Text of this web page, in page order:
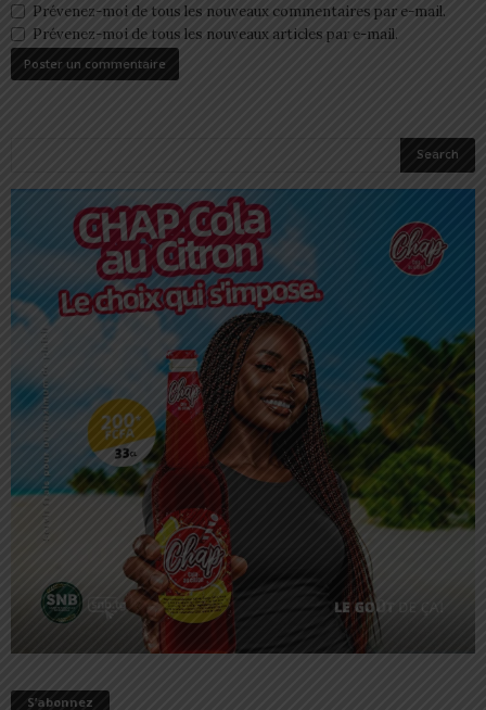
Prévenez-moi de tous les nouveaux commentaires par e-mail.
Prévenez-moi de tous les nouveaux articles par e-mail.
S’abonnez